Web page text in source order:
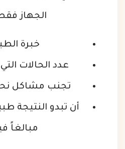
الجهاز
خبرة
عدد الحالات
تجنب مشاكل
أن تبدو النتيجة
مبالغاً